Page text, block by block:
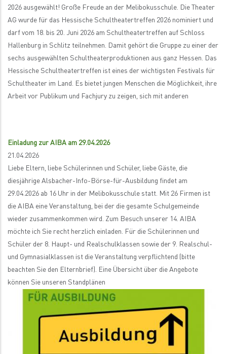
2026 ausgewählt! Große Freude an der Melibokusschule. Die Theater
AG wurde für das Hessische Schultheatertreffen 2026 nominiert und
darf vom 18. bis 20. Juni 2026 am Schultheatertreffen auf Schloss
Hallenburg in Schlitz teilnehmen. Damit gehört die Gruppe zu einer der
sechs ausgewählten Schultheaterproduktionen aus ganz Hessen. Das
Hessische Schultheatertreffen ist eines der wichtigsten Festivals für
Schultheater im Land. Es bietet jungen Menschen die Möglichkeit, ihre
Arbeit vor Publikum und Fachjury zu zeigen, sich mit anderen
Einladung zur AIBA am 29.04.2026
21.04.2026
Liebe Eltern, liebe Schülerinnen und Schüler, liebe Gäste, die
diesjährige Alsbacher-Info-Börse-für-Ausbildung findet am
29.04.2026 ab 16 Uhr in der Melibokusschule statt. Mit 26 Firmen ist
die AIBA eine Veranstaltung, bei der die gesamte Schulgemeinde
wieder zusammenkommen wird. Zum Besuch unserer 14. AIBA
möchte ich Sie recht herzlich einladen. Für die Schülerinnen und
Schüler der 8. Haupt- und Realschulklassen sowie der 9. Realschul-
und Gymnasialklassen ist die Veranstaltung verpflichtend (bitte
beachten Sie den Elternbrief). Eine Übersicht über die Angebote
können Sie unseren Standplänen